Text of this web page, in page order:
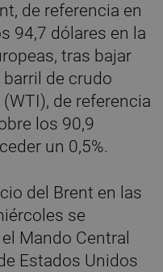
de referencia en
94,7 dólares en la
tras bajar
barril de crudo
de referencia
los 90,9
un 0,5%.
del Brent en las
se
Mando Central
Estados Unidos